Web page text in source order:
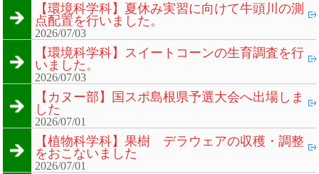
【環境科学科】夏休み実習に向けて牛頭川の測
点配置を行いました。
2026/07/03
【環境科学科】スイートコーンの生育調査を行
いました。
2026/07/03
【カヌー部】国スポ島根県予選大会へ出場しま
した
2026/07/01
【植物科学科】果樹 デラウェアの収穫・調整
をおこないました
2026/07/01